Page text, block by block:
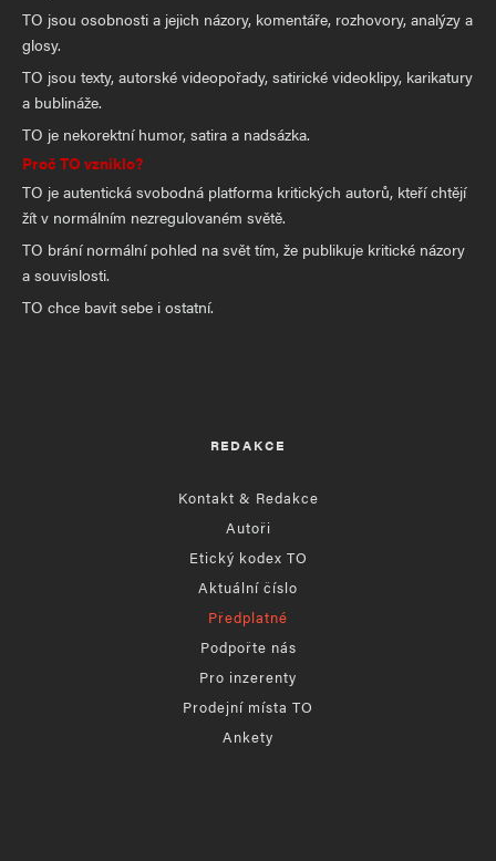
TO jsou osobnosti a jejich názory, komentáře, rozhovory, analýzy a
glosy.
TO jsou texty, autorské videopořady, satirické videoklipy, karikatury
a bublináže.
TO je nekorektní humor, satira a nadsázka.
Proč TO vzniklo?
TO je autentická svobodná platforma kritických autorů, kteří chtějí
žít v normálním nezregulovaném světě.
TO brání normální pohled na svět tím, že publikuje kritické názory
a souvislosti.
TO chce bavit sebe i ostatní.
REDAKCE
Kontakt & Redakce
Autoři
Etický kodex TO
Aktuální číslo
Předplatné
Podpořte nás
Pro inzerenty
Prodejní místa TO
Ankety